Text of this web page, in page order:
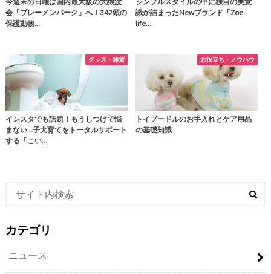
会「ブレーメンパーク」へ！342頭の
保護動物…
識が詰まったNewブランド「Zoe
life…
グッズ・雑貨
インスタでも話題！もうしつけで悩
まない…子犬育てをトータルサポート
する「こい…
お役立ち・ノウハウ
トイプードルのお手入れとケア用品
の基礎知識
カテゴリ
ニュース